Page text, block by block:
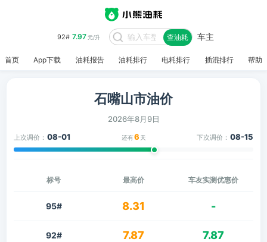
92# 7.97元/升 查油耗 车主
首页 App下载 油耗报告 油耗排行 电耗排行 插混排行 帮助
石嘴山市油价
2026年8月9日
上次调价： 08-01 还有6 天 下次调价： 08-15
标号 最高价 车友实测优惠价
95# 8.31 -
92# 7.87 7.87